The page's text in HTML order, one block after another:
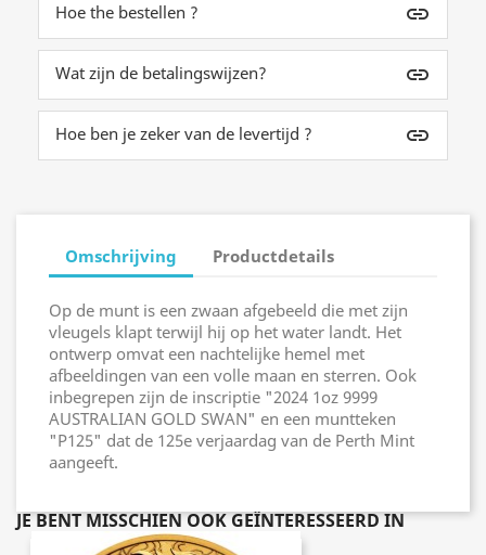
Hoe the bestellen ? insert_link
Wat zijn de betalingswijzen? insert_link
Hoe ben je zeker van de levertijd ? insert_link
Omschrijving Productdetails
Op de munt is een zwaan afgebeeld die met zijn
vleugels klapt terwijl hij op het water landt. Het
ontwerp omvat een nachtelijke hemel met
afbeeldingen van een volle maan en sterren. Ook
inbegrepen zijn de inscriptie "2024 1oz 9999
AUSTRALIAN GOLD SWAN" en een muntteken
"P125" dat de 125e verjaardag van de Perth Mint
aangeeft.
JE BENT MISSCHIEN OOK GEÏNTERESSEERD IN